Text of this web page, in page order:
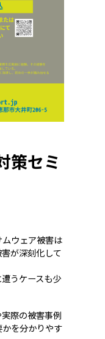
策セミ
ウェア被害は
が深刻化して
うケースも少
際の被害事例
を分かりやす